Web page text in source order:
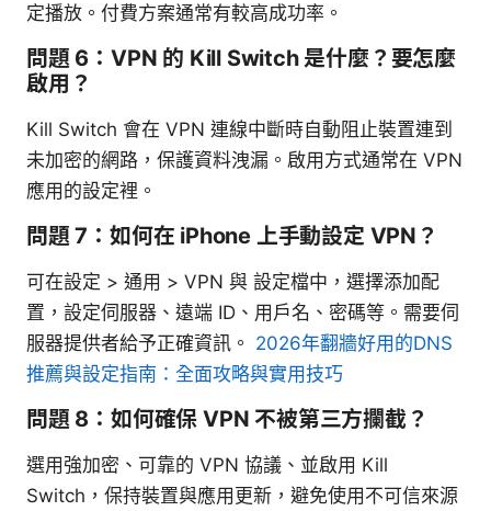
定播放。付費方案通常有較高成功率。
問題 6：VPN 的 Kill Switch 是什麼？要怎麼
啟用？
Kill Switch 會在 VPN 連線中斷時自動阻止裝置連到
未加密的網路，保護資料洩漏。啟用方式通常在 VPN
應用的設定裡。
問題 7：如何在 iPhone 上手動設定 VPN？
可在設定 > 通用 > VPN 與 設定檔中，選擇添加配
置，設定伺服器、遠端 ID、用戶名、密碼等。需要伺
服器提供者給予正確資訊。 2026年翻牆好用的DNS
推薦與設定指南：全面攻略與實用技巧
問題 8：如何確保 VPN 不被第三方攔截？
選用強加密、可靠的 VPN 協議、並啟用 Kill
Switch，保持裝置與應用更新，避免使用不可信來源